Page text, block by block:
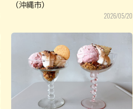
（沖縄市）
2026/05/20